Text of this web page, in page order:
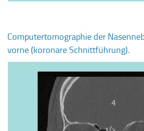
Computertomographie der
vorne (koronare Schnittführung).